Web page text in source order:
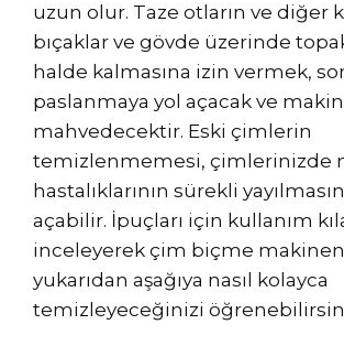
uzun olur. Taze otların ve diğer
bıçaklar ve gövde üzerinde
halde kalmasına izin vermek,
paslanmaya yol açacak ve
mahvedecektir. Eski çimlerin
temizlenmemesi, çimlerinizde
hastalıklarının sürekli
açabilir. İpuçları için kullanım
inceleyerek çim biçme
yukarıdan aşağıya nasıl kolayca
temizleyeceğinizi